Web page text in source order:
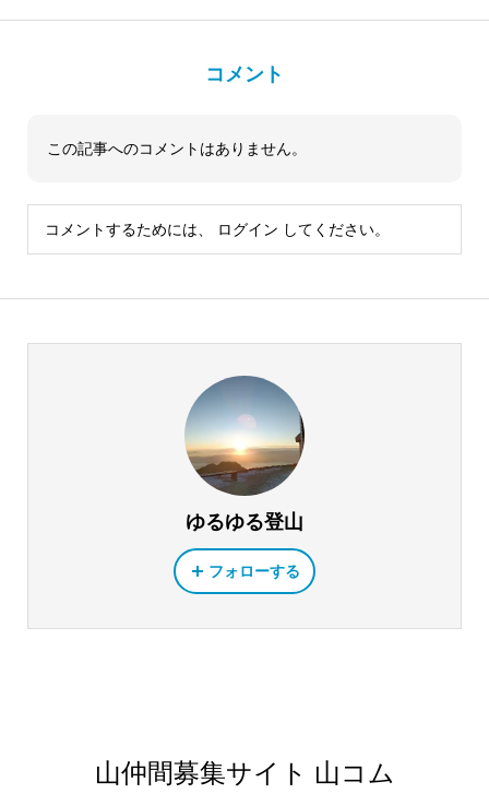
コメント
この記事へのコメントはありません。
コメントするためには、 ログイン してください。
ゆるゆる登山
フォローする
山仲間募集サイト 山コム